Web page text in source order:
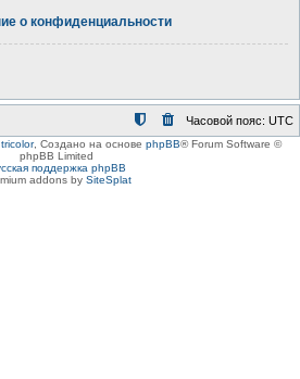
о конфиденциальности
Часовой пояс: UTC
, Создано на основе phpBB® Forum Software ©
phpBB Limited
поддержка phpBB
addons by SiteSplat